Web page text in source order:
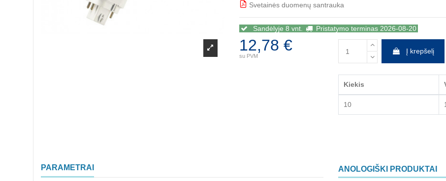
Svetainės duomenų santrauka
Sandėlyje 8 vnt. Pristatymo terminas 2026-08-20
12,78 €
su PVM
Į krepšelį
Kiekis
10
PARAMETRAI ANOLOGIŠKI PRODUKTAI